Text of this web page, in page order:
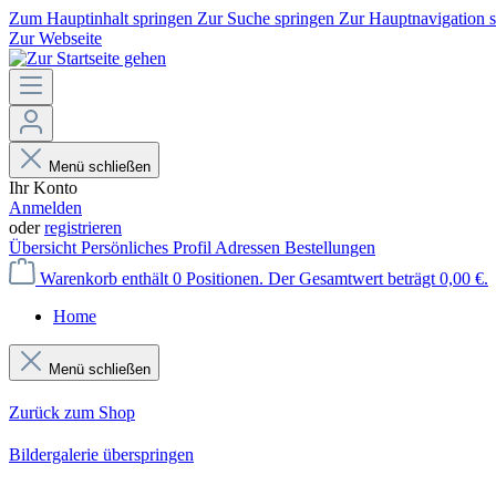
Zum Hauptinhalt springen Zur Suche springen Zur Hauptnavigation
Zur Webseite
Menü schließen
Ihr Konto
Anmelden
oderregistrieren
Übersicht Persönliches Profil Adressen Bestellungen
Warenkorb enthält 0 Positionen. Der Gesamtwert beträgt 0,00 €.
Home
Menü schließen
Zurück zum Shop
Bildergalerie überspringen